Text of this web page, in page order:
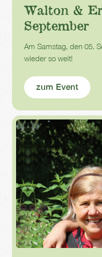
Walton &
September
Am Samstag, den 05.
wieder so weit!
zum Event